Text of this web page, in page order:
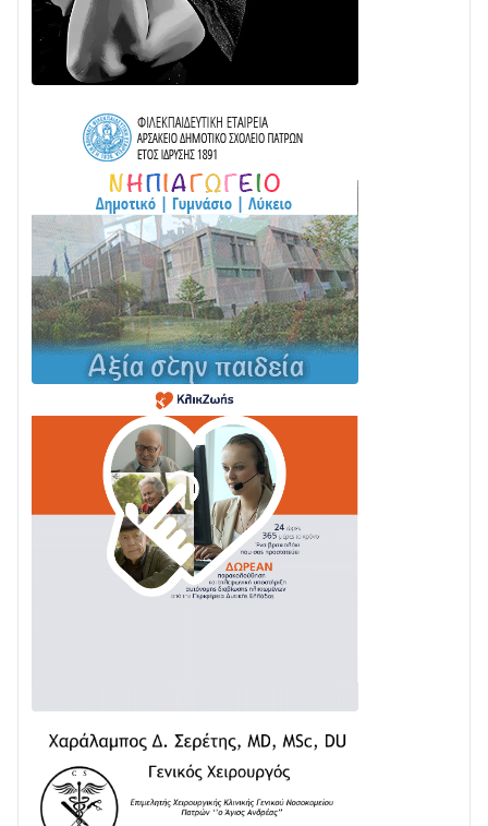
ΓΡΑΝΙΤΣΑ
24/07 • 11:03
ΤΟ ΠΑΡΤΥ ΣΥΝΕΧΙΖΕΤΑΙ…
Στο σκοτάδι μεγάλο μέρος στο Λυγιά Ναυπάκτου
04/08 • 19:47
Σε τροχιά υλοποίησης η Παράκαμψη του Κέντρου
της Ναυπάκτου
04/08 • 12:08
Σε φουλ ρυθμούς το τμήμα Βόνιτσα – Άγιος Νικόλαος
| Αυτοψία Καββαδά
03/08 • 11:11
Με Αρχιερατική Λαμπρότητα η Πανήγυρη της
Μεταμορφώσεως του Σωτήρος στο Γολέμι
03/08 • 07:45
Ενισχύεται η Πολιτική Προστασία στο Δήμο Αγρινίου
με δύο νέα υδροφόρα οχήματα
02/08 • 18:26
Διαβάστε την «Ναυπακτία» που κυκλοφορεί
31/07 • 08:16
Δωρίδα για Όλους: «Καμία εκχώρηση των νερών
24/07 • 11:31
ΕΚΤΑΚΤΟ – ΝΑΥΠΑΚΤΙΑ: ΣΥΝΑΓΕΡΜΟΣ ΣΤΗΝ
ΠΥΡΟΣΒΕΣΤΙΚΗ ΓΙΑ ΦΩΤΙΑ ΣΤΟΝ ΑΓΙΟ ΗΛΙΑ ΠΡΙΝ ΤΗ
ΓΡΑΝΙΤΣΑ
24/07 • 11:03